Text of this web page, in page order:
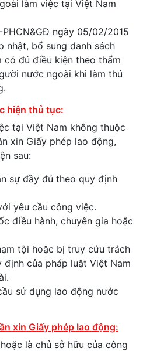
làm việc tại Việt Nam
PHCN&GĐ ngày 05/02/2015
nhật, bổ sung danh sách
có đủ điều kiện theo thẩm
nước ngoài khi làm thủ
hiện thủ tục:
tại Việt Nam không thuộc
xin Giấy phép lao động,
sau:
sự đầy đủ theo quy định
yêu cầu công việc.
điều hành, chuyên gia hoặc
tội hoặc bị truy cứu trách
định của pháp luật Việt Nam
sử dụng lao động nước
xin Giấy phép lao động:
là chủ sở hữu của công